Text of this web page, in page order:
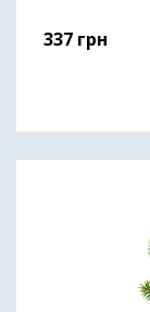
337 грн